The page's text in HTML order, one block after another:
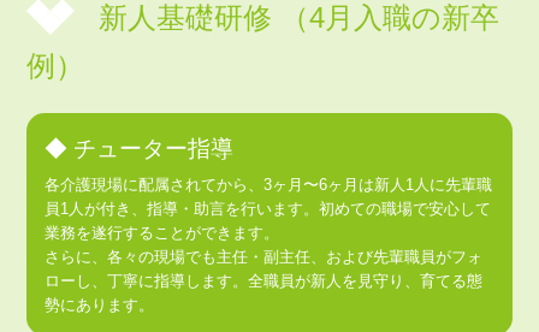
新人基礎研修 （4月入職の新卒
例）
◆ チューター指導
各介護現場に配属されてから、3ヶ月〜6ヶ月は新人1人に先輩職
員1人が付き、指導・助言を行います。初めての職場で安心して
業務を遂行することができます。
さらに、各々の現場でも主任・副主任、および先輩職員がフォ
ローし、丁寧に指導します。全職員が新人を見守り、育てる態
勢にあります。